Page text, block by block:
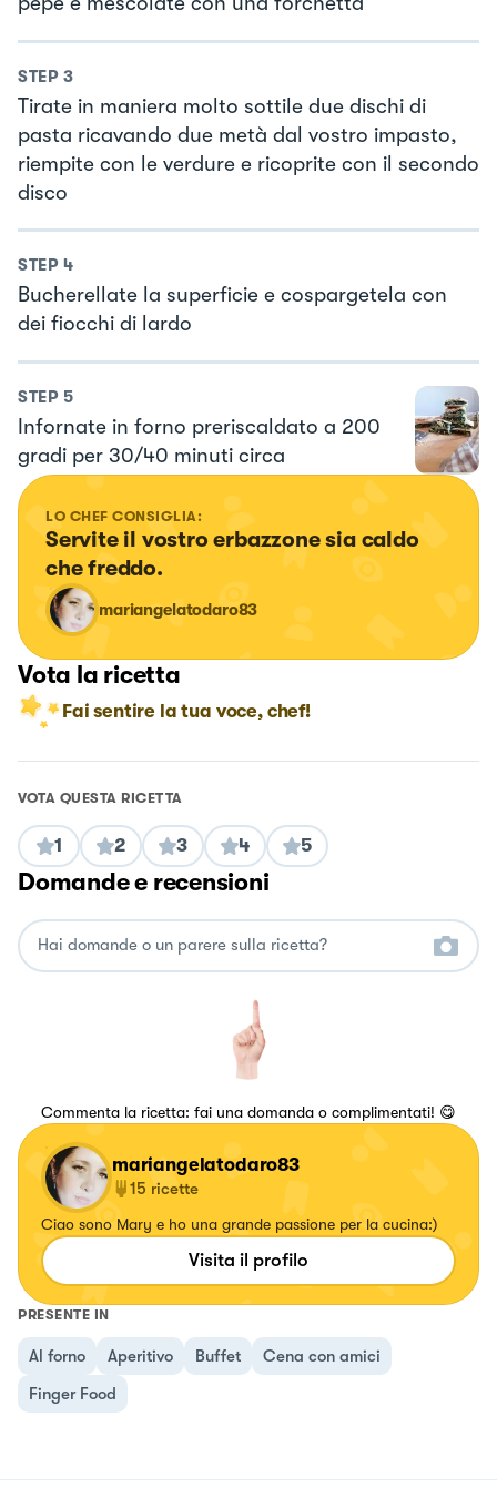
STEP 3
Tirate in maniera molto sottile due dischi di
pasta ricavando due metà dal vostro impasto,
riempite con le verdure e ricoprite con il secondo
disco
STEP 4
Bucherellate la superficie e cospargetela con
dei fiocchi di lardo
STEP 5
Infornate in forno preriscaldato a 200
gradi per 30/40 minuti circa
LO CHEF CONSIGLIA:
Servite il vostro erbazzone sia caldo
che freddo.
mariangelatodaro83
Vota la ricetta
Fai sentire la tua voce, chef!
VOTA QUESTA RICETTA
1 2 3 4 5
Domande e recensioni
Commenta la ricetta: fai una domanda o complimentati! 😋
mariangelatodaro83
15 ricette
Ciao sono Mary e ho una grande passione per la cucina:)
Visita il profilo
PRESENTE IN
Al forno Aperitivo Buffet
Cena con amici
Finger Food